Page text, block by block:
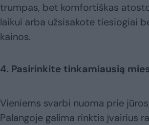
trumpas, bet komfortiškas
laikui arba užsisakote tiesiogiai
kainos.
4. Pasirinkite tinkamiausią
Vieniems svarbi nuoma prie
Palangoje galima rinktis įvairius